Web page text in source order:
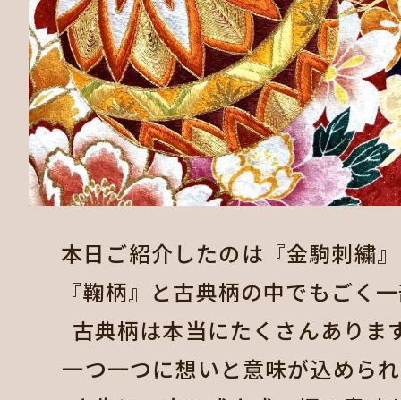
本日ご紹介したのは『金駒刺繍
『鞠柄』と古典柄の中でもごく
古典柄は本当にたくさんありま
一つ一つに想いと意味が込めら